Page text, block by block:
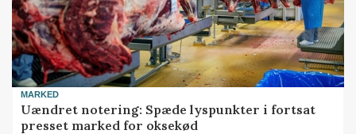
MARKED
Uændret notering: Spæde lyspunkter i fortsat
presset marked for oksekød